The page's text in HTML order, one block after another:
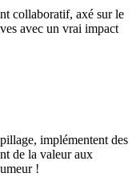
collaboratif, axé sur le
avec un vrai impact
implémentent des
de la valeur aux
!